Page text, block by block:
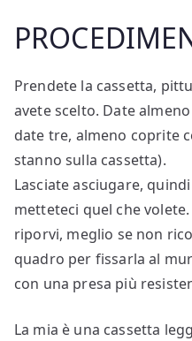
Prendete la cassetta,
avete scelto. Date
date tre, almeno coprite
stanno sulla cassetta).
Lasciate asciugare,
metteteci quel che
riporvi, meglio se non
quadro per fissarla al
con una presa più
La mia è una cassetta